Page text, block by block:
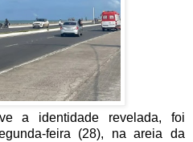
a identidade revelada, foi
feira (28), na areia da